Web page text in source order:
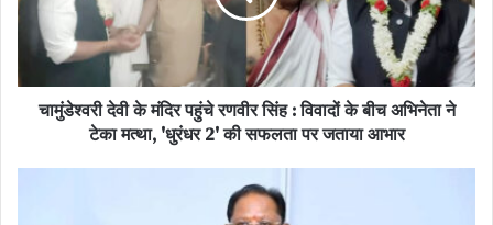
सस्पेंस, रोमांस और सदाबहार संगीत का सफर
‘फ़ना’ की कहानी एक कश्मीरी लड़की ज़ूनी के इर्द-गिर्द घूमती है, जिसे दिल्ली दौरे
के दौरान अपने टूर गाइड रेहान (आमिर खान) से प्यार हो जाता है। ज़ूनी इस बात
से पूरी तरह अनजान होती है कि जिस इंसान को वह अपना दिल दे बैठी है, उसका
थ्रिलर आज दो दशक बाद भी उतनी ही फ्रेश और बांधकर रखने वाली लगती है।
चामुंडेश्वरी देवी के मंदिर पहुंचे रणवीर सिंह : विवादों के बीच अभिनेता ने
टेका मत्था, 'धुरंधर 2' की सफलता पर जताया आभार